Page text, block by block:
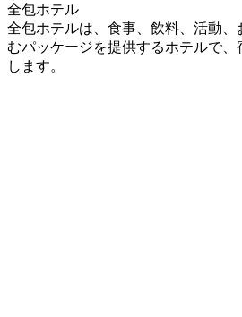
全包ホテル
全包ホテルは、食事、飲料、活動
むパッケージを提供するホテルで
します。